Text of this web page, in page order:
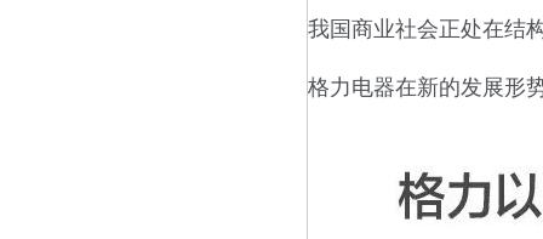
我国商业社会正处在结
格力电器在新的发展形